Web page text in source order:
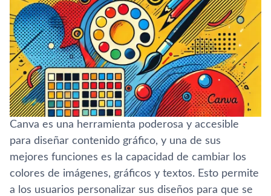
Canva es una herramienta poderosa y accesible
para diseñar contenido gráfico, y una de sus
mejores funciones es la capacidad de cambiar los
colores de imágenes, gráficos y textos. Esto permite
a los usuarios personalizar sus diseños para que se